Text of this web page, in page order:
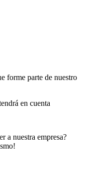
forme parte de nuestro
en cuenta
a nuestra empresa?